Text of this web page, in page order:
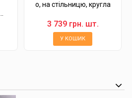
о, на стільницю, кругла
3 739 грн. шт.
У КОШИК